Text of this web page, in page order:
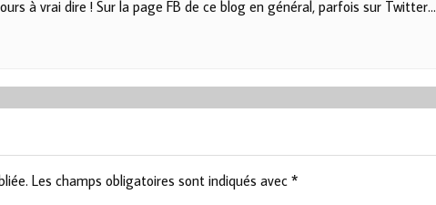
à vrai dire ! Sur la page FB de ce blog en général, parfois sur Twitter…
Les champs obligatoires sont indiqués avec *